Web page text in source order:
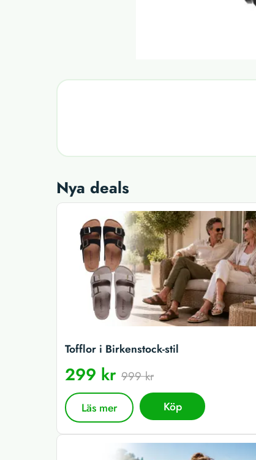
Nya deals
Tofflor i Birkenstock-stil
299 kr 999 kr
Läs mer Köp